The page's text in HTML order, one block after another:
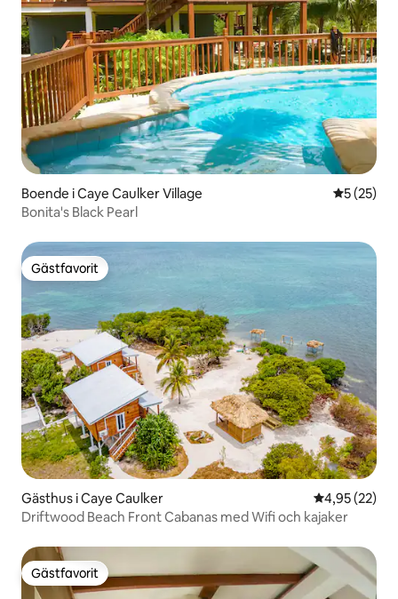
Boende i Caye Caulker Village 5 av 5 i
5 (25)
Bonita's Black Pearl
Gästfavorit
Gästfavorit
Gästhus i Caye Caulker 4,95 av 5 i
4,95 (22)
Driftwood Beach Front Cabanas med Wifi och kajaker
Gästfavorit
Gästfavorit